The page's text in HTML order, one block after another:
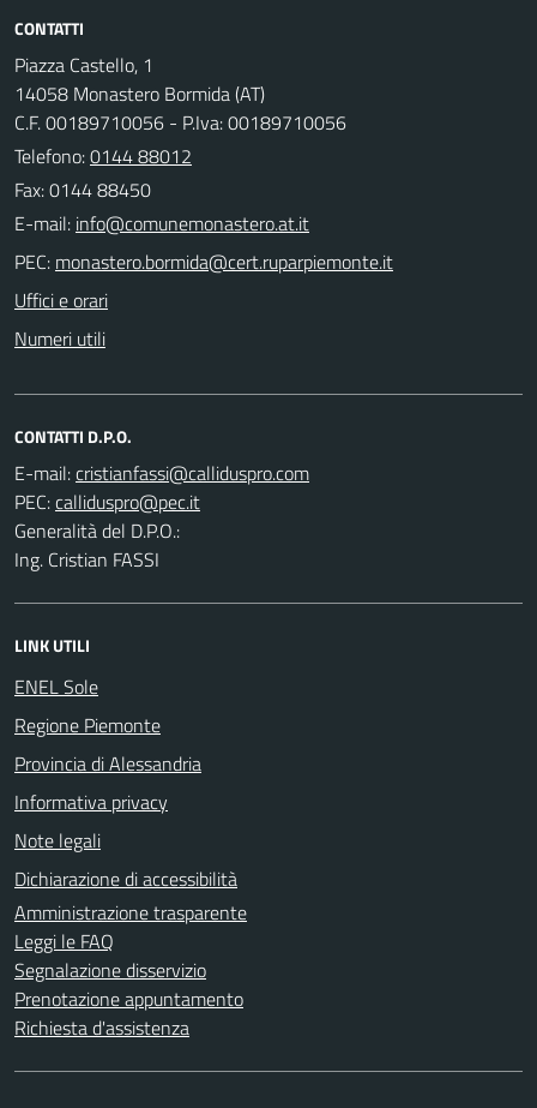
CONTATTI
Piazza Castello, 1
14058 Monastero Bormida (AT)
C.F. 00189710056 - P.Iva: 00189710056
Telefono:0144 88012
Fax: 0144 88450
E-mail:
PEC:
Uffici e orari
Numeri utili
CONTATTI D.P.O.
E-mail:
PEC:
Generalità del D.P.O.:
Ing. Cristian FASSI
LINK UTILI
ENEL Sole
Regione Piemonte
Provincia di Alessandria
Informativa privacy
Note legali
Dichiarazione di accessibilità
Amministrazione trasparente
Leggi le FAQ
Segnalazione disservizio
Prenotazione appuntamento
Richiesta d'assistenza